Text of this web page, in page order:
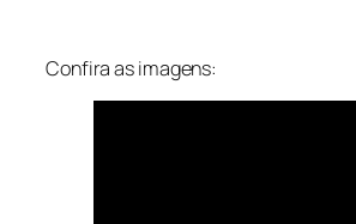
Confira as imagens: